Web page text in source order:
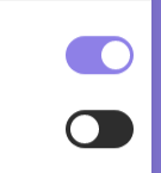
flera meter